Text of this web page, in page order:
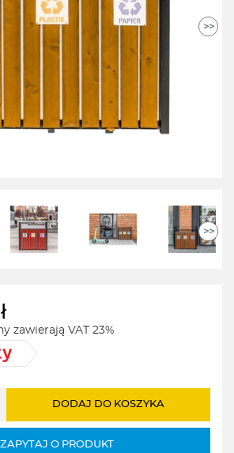
>>
>>
zawierają VAT 23%
DODAJ DO KOSZYKA
ZAPYTAJ O PRODUKT